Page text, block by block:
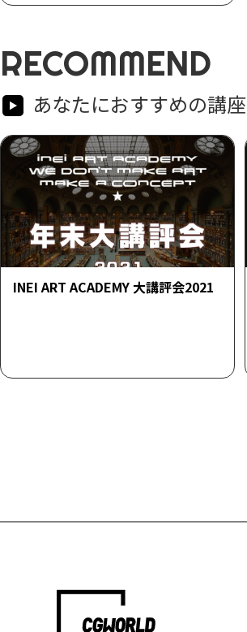
RECOMMEND
あなたにおすすめの講座
INEI ART ACADEMY 大講評会2021